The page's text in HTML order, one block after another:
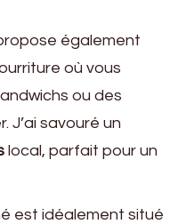
également
où vous
ou des
J’ai savouré un
local, parfait pour un
est idéalement situé